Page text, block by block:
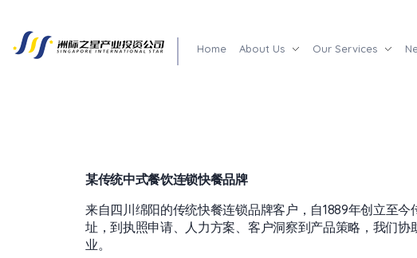
Home About Us Our Services
某传统中式餐饮连锁快餐品牌
来自四川绵阳的传统快餐连锁品牌客户，自1889年创立至
址，到执照申请、人力方案、客户洞察到产品策略，我们
业。